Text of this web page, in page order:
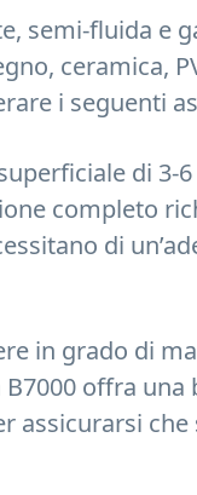
semi-fluida e
ceramica,
i seguenti
di 3-
completo
di
in grado di
offra una
assicurarsi che